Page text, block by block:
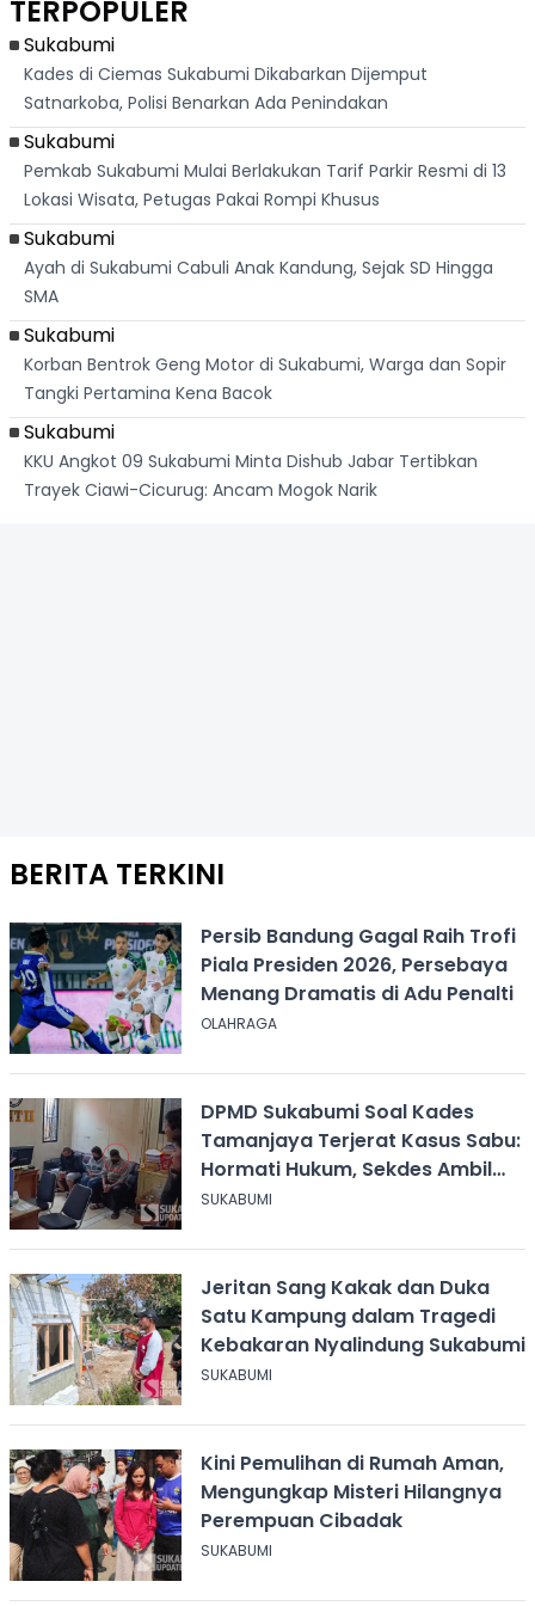
Banteng
"Bang Messi"
TERPOPULER
Sukabumi
Kades di Ciemas Sukabumi Dikabarkan Dijemput
Satnarkoba, Polisi Benarkan Ada Penindakan
Sukabumi
Pemkab Sukabumi Mulai Berlakukan Tarif Parkir Resmi di 13
Lokasi Wisata, Petugas Pakai Rompi Khusus
Sukabumi
Ayah di Sukabumi Cabuli Anak Kandung, Sejak SD Hingga
SMA
Sukabumi
Korban Bentrok Geng Motor di Sukabumi, Warga dan Sopir
Tangki Pertamina Kena Bacok
Sukabumi
KKU Angkot 09 Sukabumi Minta Dishub Jabar Tertibkan
Trayek Ciawi-Cicurug: Ancam Mogok Narik
BERITA TERKINI
Persib Bandung Gagal Raih Trofi
Piala Presiden 2026, Persebaya
Menang Dramatis di Adu Penalti
OLAHRAGA
DPMD Sukabumi Soal Kades
Tamanjaya Terjerat Kasus Sabu:
Hormati Hukum, Sekdes Ambil
Alih Pelayanan
SUKABUMI
Jeritan Sang Kakak dan Duka
Satu Kampung dalam Tragedi
Kebakaran Nyalindung Sukabumi
SUKABUMI
Kini Pemulihan di Rumah Aman,
Mengungkap Misteri Hilangnya
Perempuan Cibadak
SUKABUMI